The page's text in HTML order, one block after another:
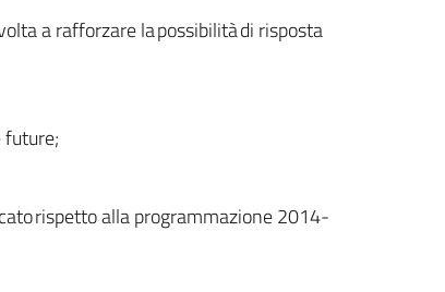
a rafforzare la possibilità di risposta
rispetto alla programmazione 2014-